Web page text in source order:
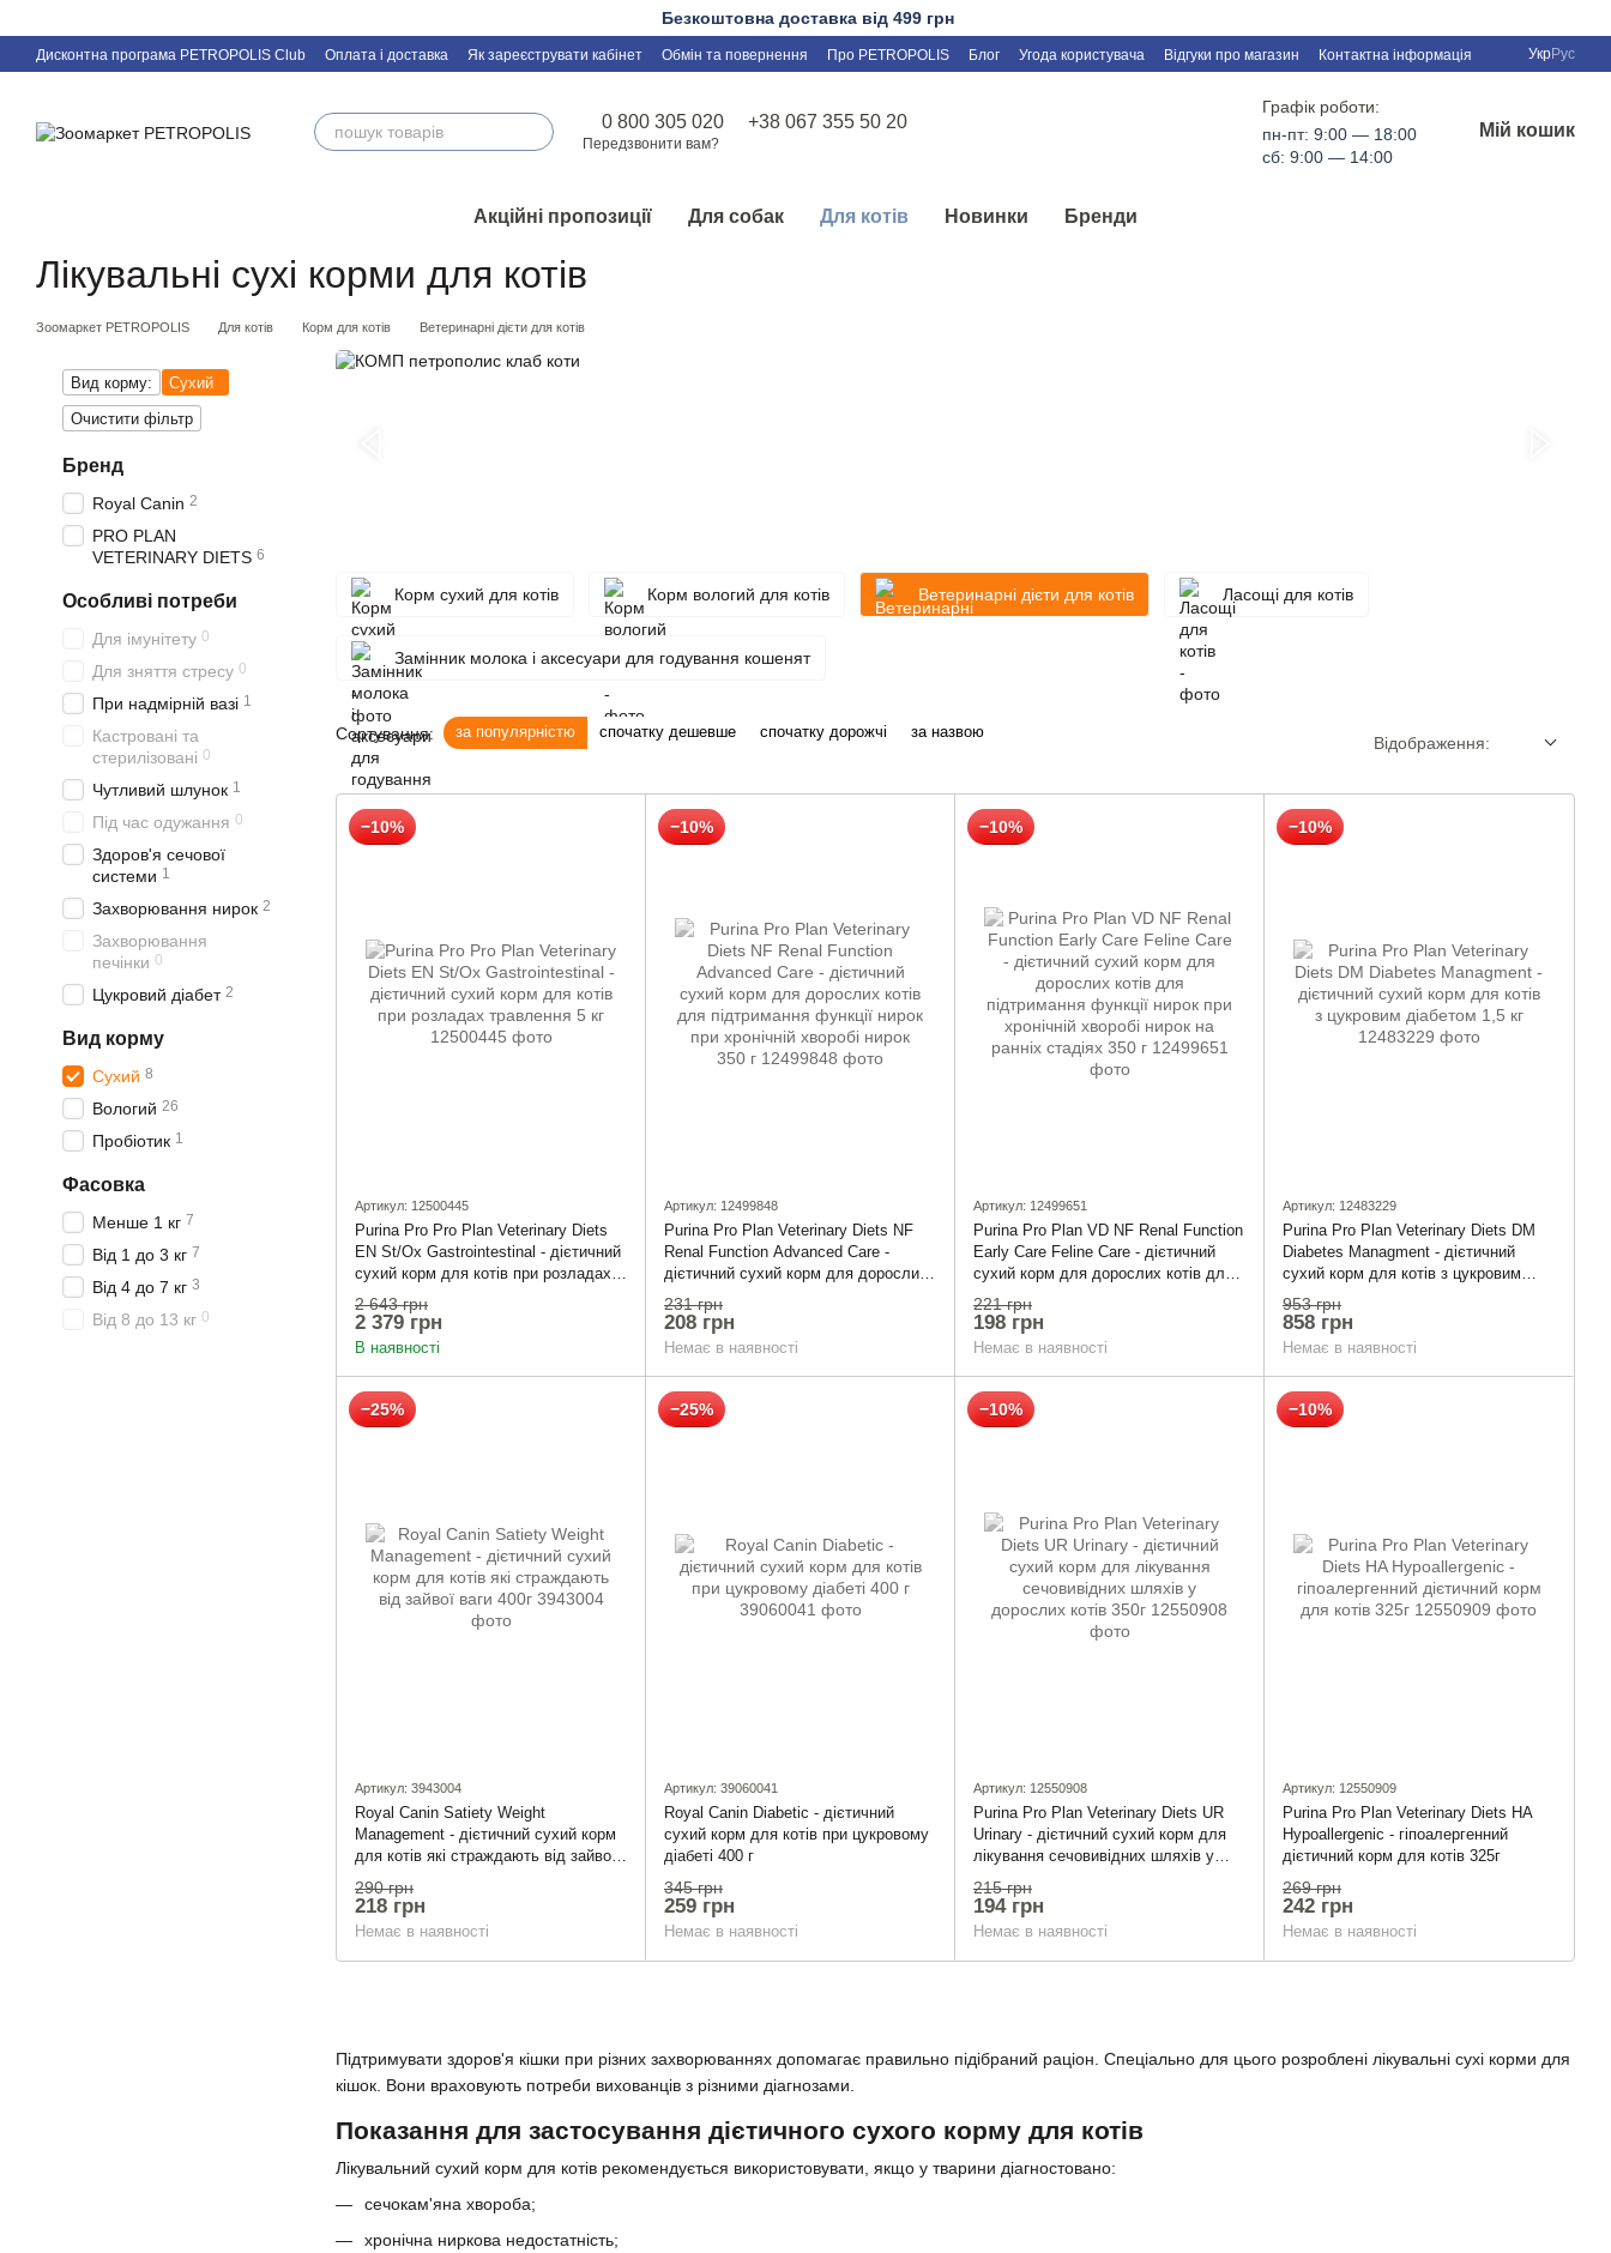
Безкоштовна доставка від 499 грн
Дисконтна програма PETROPOLIS Club Оплата і доставка Як зареєструвати кабінет Обмін та повернення Про PETROPOLIS Блог Угода користувача Відгуки про магазин Контактна інформація УкрРус
0 800 305 020 +38 067 355 50 20
Передзвонити вам?
Графік роботи:
пн-пт: 9:00 — 18:00
сб: 9:00 — 14:00
Мій кошик
Акційні пропозиції Для собак Для котів Новинки Бренди
Лікувальні сухі корми для котів
Зоомаркет PETROPOLIS Для котів Корм для котів Ветеринарні дієти для котів
Корм сухий для котів Корм вологий для котів Ветеринарні дієти для котів Ласощі для котів
Замінник молока і аксесуари для годування кошенят
Сортування: за популярністю спочатку дешевше спочатку дорожчі за назвою
Відображення:
Підтримувати здоров'я кішки при різних захворюваннях допомагає правильно підібраний раціон. Спеціально для цього розроблені лікувальні сухі корми для
кішок. Вони враховують потреби вихованців з різними діагнозами.
Показання для застосування дієтичного сухого корму для котів
Лікувальний сухий корм для котів рекомендується використовувати, якщо у тварини діагностовано:
сечокам'яна хвороба;
хронічна ниркова недостатність;
−10%
Артикул: 12500445
Purina Pro Pro Plan Veterinary Diets
EN St/Ox Gastrointestinal - дієтичний
сухий корм для котів при розладах
травлення 5 кг
2 643 грн
2 379 грн
В наявності
−10%
Артикул: 12499848
Purina Pro Plan Veterinary Diets NF
Renal Function Advanced Care -
дієтичний сухий корм для дорослих
котів для підтримання функції нирок
при хронічній хворобі нирок 350 г
231 грн
208 грн
Немає в наявності
−10%
Артикул: 12499651
Purina Pro Plan VD NF Renal Function
Early Care Feline Care - дієтичний
сухий корм для дорослих котів для
підтримання функції нирок при
хронічній хворобі нирок на ранніх
стадіях 350 г
221 грн
198 грн
Немає в наявності
−10%
Артикул: 12483229
Purina Pro Plan Veterinary Diets DM
Diabetes Managment - дієтичний
сухий корм для котів з цукровим
діабетом 1,5 кг
953 грн
858 грн
Немає в наявності
−25%
Артикул: 3943004
Royal Canin Satiety Weight
Management - дієтичний сухий корм
для котів які страждають від зайвої
ваги 400г
290 грн
218 грн
Немає в наявності
−25%
Артикул: 39060041
Royal Canin Diabetic - дієтичний
сухий корм для котів при цукровому
діабеті 400 г
345 грн
259 грн
Немає в наявності
−10%
Артикул: 12550908
Purina Pro Plan Veterinary Diets UR
Urinary - дієтичний сухий корм для
лікування сечовивідних шляхів у
дорослих котів 350г
215 грн
194 грн
Немає в наявності
−10%
Артикул: 12550909
Purina Pro Plan Veterinary Diets HA
Hypoallergenic - гіпоалергенний
дієтичний корм для котів 325г
269 грн
242 грн
Немає в наявності
Вид корму:
Сухий
Очистити фільтр
Бренд
Royal Canin 2
PRO PLAN
VETERINARY DIETS 6
Особливі потреби
Для імунітету 0
Для зняття стресу 0
При надмірній вазі 1
Кастровані та
стерилізовані 0
Чутливий шлунок 1
Під час одужання 0
Здоров'я сечової
системи 1
Захворювання нирок 2
Захворювання
печінки 0
Цукровий діабет 2
Вид корму
Сухий 8
Вологий 26
Пробіотик 1
Фасовка
Менше 1 кг 7
Від 1 до 3 кг 7
Від 4 до 7 кг 3
Від 8 до 13 кг 0